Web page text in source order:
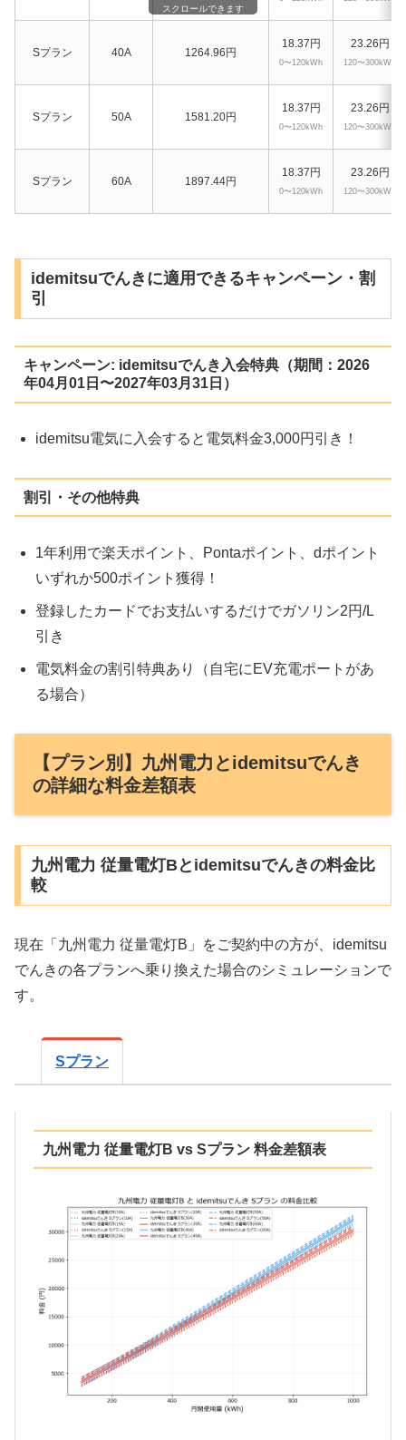
Sプラン 40A 1264.96円
18.37円
0〜120kWh
23.26円
120〜300kWh
Sプラン 50A 1581.20円
18.37円
0〜120kWh
23.26円
120〜300kWh
Sプラン 60A 1897.44円
18.37円
0〜120kWh
23.26円
120〜300kWh
スクロールできます
idemitsuでんきに適用できるキャンペーン・割
引
キャンペーン: idemitsuでんき入会特典（期間：2026
年04月01日〜2027年03月31日）
idemitsu電気に入会すると電気料金3,000円引き！
割引・その他特典
1年利用で楽天ポイント、Pontaポイント、dポイント
いずれか500ポイント獲得！
登録したカードでお支払いするだけでガソリン2円/L
引き
電気料金の割引特典あり（自宅にEV充電ポートがあ
る場合）
【プラン別】九州電力とidemitsuでんき
の詳細な料金差額表
九州電力 従量電灯Bとidemitsuでんきの料金比
較
現在「九州電力 従量電灯B」をご契約中の方が、idemitsu
でんきの各プランへ乗り換えた場合のシミュレーションで
す。
Sプラン
九州電力 従量電灯B vs Sプラン 料金差額表